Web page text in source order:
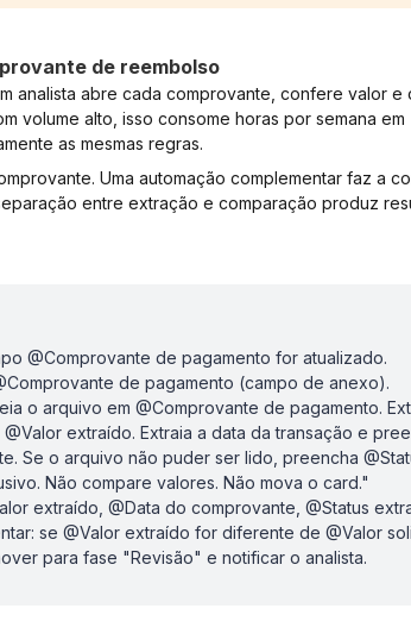
de reembolso
analista abre cada comprovante, confere valor e
volume alto, isso consome horas por semana em
as mesmas regras.
Uma automação complementar faz a
entre extração e comparação produz
@Comprovante de pagamento for atualizado.
de pagamento (campo de anexo).
o arquivo em @Comprovante de pagamento.
extraído. Extraia a data da transação e
Se o arquivo não puder ser lido, preencha
Não compare valores. Não mova o card."
extraído, @Data do comprovante, @Status
se @Valor extraído for diferente de @Valor
para fase "Revisão" e notificar o analista.